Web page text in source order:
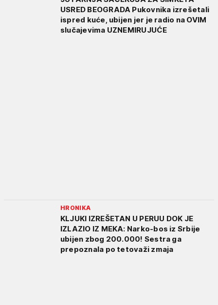
USRED BEOGRADA Pukovnika izrešetali
ispred kuće, ubijen jer je radio na OVIM
slučajevima UZNEMIRUJUĆE
HRONIKA
KLJUKI IZREŠETAN U PERUU DOK JE
IZLAZIO IZ MEKA: Narko-bos iz Srbije
ubijen zbog 200.000! Sestra ga
prepoznala po tetovaži zmaja